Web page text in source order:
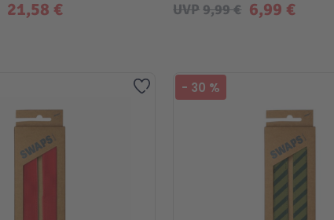
21,58 € 6,99 €
UVP9,99 €
Zur Wunschliste hinzufügen
- 30 %